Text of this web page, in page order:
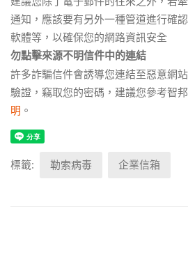
通知，應該要有另外一種管道進行確
軟體等，以確保您的網路資訊安全
勿點擊來源不明信件中的連結
許多詐騙信件會誘導您連結至惡意網
驗證，竊取您的密碼，建議您參考智邦
明 。
標籤: 勒索病毒 企業信箱